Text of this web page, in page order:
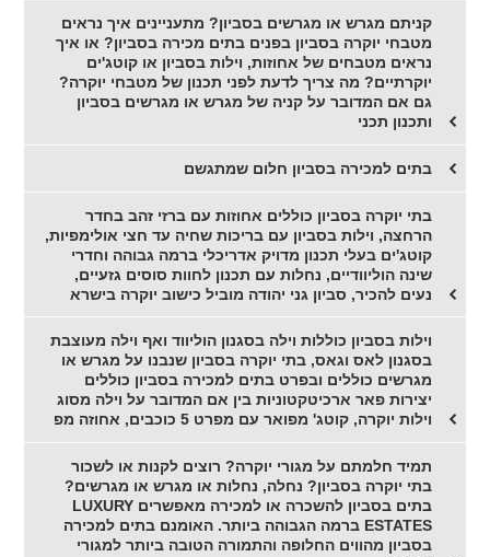
קניתם מגרש או מגרשים בסביון? מתעניינים איך נראים
מטבחי יוקרה בסביון בפנים בתים מכירה בסביון? או איך
נראים מטבחים של אחוזות, וילות בסביון או קוטג'ים
יוקרתיים? מה צריך לדעת לפני תכנון של מטבחי יוקרה?
גם אם המדובר על קניה של מגרש או מגרשים בסביון
ותכנון תכני
בתים למכירה בסביון חלום שמתגשם
בתי יוקרה בסביון כוללים אחוזות עם ברזי זהב בחדר
הרחצה, וילות בסביון עם בריכות שחיה עד חצי אולימפיות,
קוטג'ים בעלי תכנון מדויק אדריכלי ברמה גבוהה וחדרי
שינה הוליוודיים, נחלות עם תכנון לחוות סוסים גזעיים,
נעים להכיר, סביון גני יהודה מוביל כישוב יוקרה בישרא
וילות בסביון כוללות וילה בסגנון הוליווד ואף וילה מעוצבת
בסגנון לאס וגאס, בתי יוקרה בסביון שנבנו על מגרש או
מגרשים כוללים ובפרט בתים למכירה בסביון כוללים
יצירות פאר ארכיטקטוניות בין אם המדובר על וילה מסוג
וילות יוקרה, קוטג' מפואר עם מפרט 5 כוכבים, אחוזה מפ
תמיד חלמתם על מגורי יוקרה? רוצים לקנות או לשכור
בתי יוקרה בסביון? נחלה, נחלות או מגרש או מגרשים?
בתים בסביון להשכרה או למכירה מאפשרים LUXURY
ESTATES ברמה הגבוהה ביותר. האומנם בתים למכירה
בסביון מהווים החלופה והתמורה הטובה ביותר למגורי